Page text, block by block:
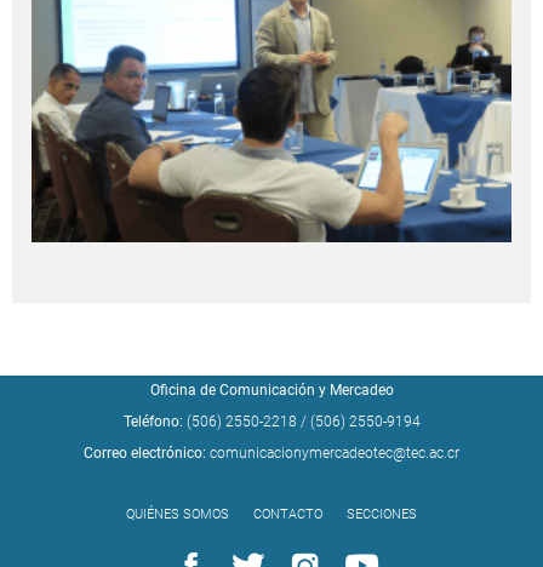
Oficina de Comunicación y Mercadeo
Teléfono: (506) 2550-2218 / (506) 2550-9194
Correo electrónico: comunicacionymercadeotec@tec.ac.cr
QUIÉNES SOMOS CONTACTO SECCIONES